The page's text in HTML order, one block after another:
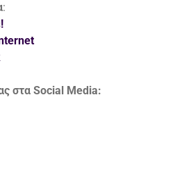
:
στα Social Media: